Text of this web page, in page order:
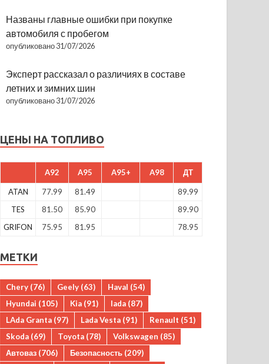
Названы главные ошибки при покупке
автомобиля с пробегом
опубликовано 31/07/2026
Эксперт рассказал о различиях в составе
летних и зимних шин
опубликовано 31/07/2026
ЦЕНЫ НА ТОПЛИВО
A92 A95 A95+ A98 ДТ
ATAN 77.99 81.49
89.99
TES
81.50 85.90
89.90
GRIFON
75.95 81.95 78.95
МЕТКИ
Chery (76) Geely (63) Haval (54)
Hyundai (105) Kia (91) lada (87)
LAda Granta (97) Lada Vesta (91) Renault (51)
Skoda (69) Toyota (78) Volkswagen (85)
Автоваз (706) Безопасность (209)